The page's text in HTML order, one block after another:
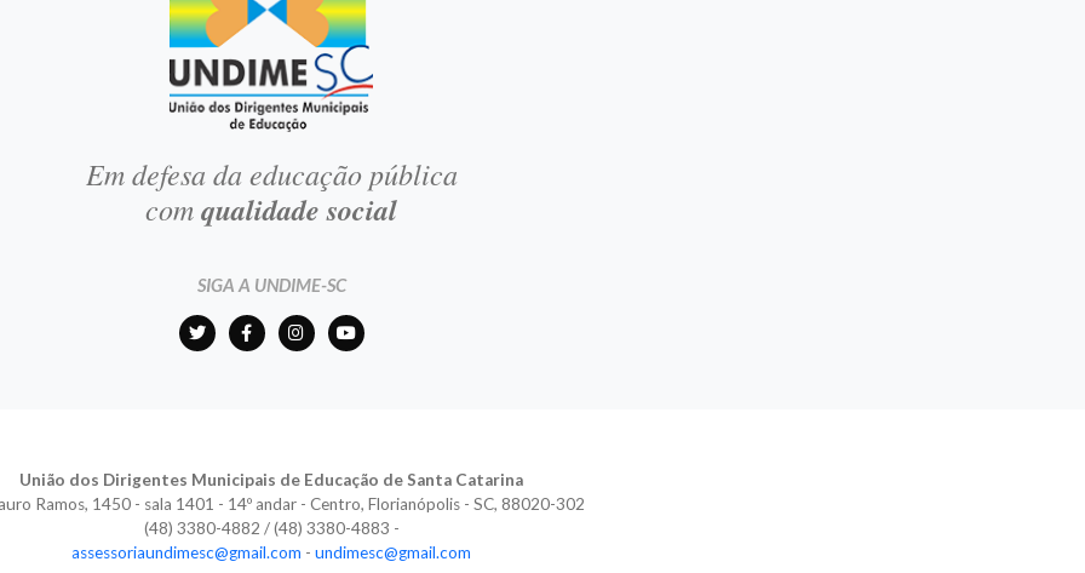
Em defesa da educação pública
comqualidade social
SIGA A UNDIME-SC
União dos Dirigentes Municipais de Educação de Santa Catarina
Ramos, 1450 - sala 1401 - 14º andar - Centro, Florianópolis - SC, 88020-302
(48) 3380-4882 / (48) 3380-4883 -
assessoriaundimesc@gmail.com - undimesc@gmail.com